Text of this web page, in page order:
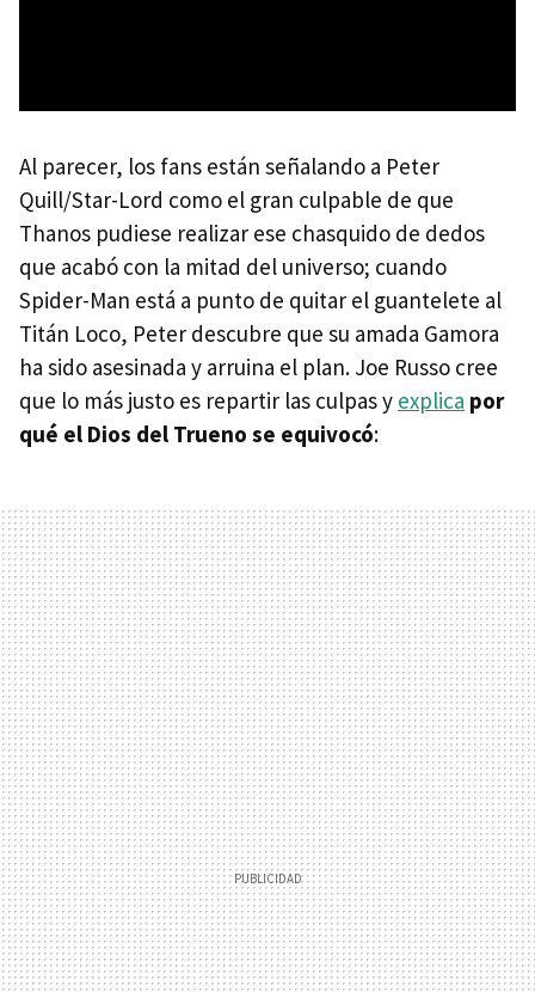
Al parecer, los fans están señalando a Peter
Quill/Star-Lord como el gran culpable de que
Thanos pudiese realizar ese chasquido de dedos
que acabó con la mitad del universo; cuando
Spider-Man está a punto de quitar el guantelete al
Titán Loco, Peter descubre que su amada Gamora
ha sido asesinada y arruina el plan. Joe Russo cree
que lo más justo es repartir las culpas y explica por
qué el Dios del Trueno se equivocó: